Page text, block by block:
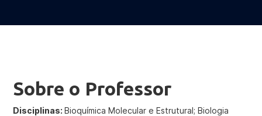
Sobre o Professor
Disciplinas:Bioquímica Molecular e Estrutural; Biologia